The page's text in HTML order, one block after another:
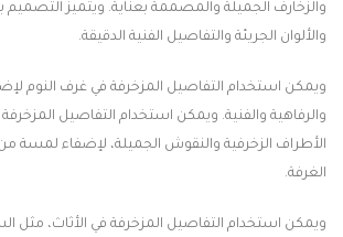
والزخارف الجميلة والمصممة بعناية. ويتميز
والألوان الجريئة والتفاصيل الفنية الدقيقة.
ويمكن استخدام التفاصيل المزخرفة في غرف النوم
والرفاهية والفنية. ويمكن استخدام التفاصيل
الأطراف الزخرفية والنقوش الجميلة، لإضفاء لمسة من
الغرفة.
ويمكن استخدام التفاصيل المزخرفة في الأثاث، مثل